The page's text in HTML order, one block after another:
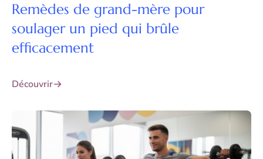
Remèdes de grand-mère pour
soulager un pied qui brûle
efficacement
Découvrir